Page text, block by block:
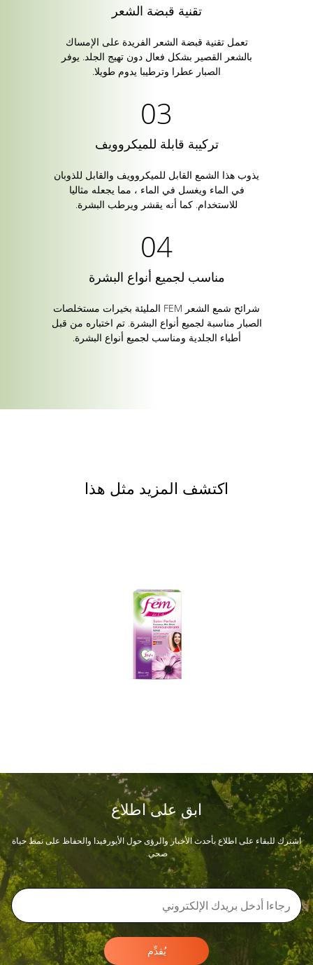
تقنية قبضة الشعر
تعمل تقنية قبضة الشعر الفريدة على الإمساك
بالشعر القصير بشكل فعال دون تهيج الجلد. يوفر
الصبار عطرا وترطيبا يدوم طويلا.
تركيبة قابلة للميكروويف
يذوب هذا الشمع القابل للميكروويف والقابل للذوبان
في الماء ويغسل في الماء ، مما يجعله مثاليا
للاستخدام. كما أنه يقشر ويرطب البشرة.
مناسب لجميع أنواع البشرة
شرائح شمع الشعر FEM المليئة بخيرات مستخلصات
الصبار مناسبة لجميع أنواع البشرة. تم اختباره من قبل
أطباء الجلدية ومناسب لجميع أنواع البشرة.
اكتشف المزيد مثل هذا
ابق على اطلاع
اشترك للبقاء على اطلاع بأحدث الأخبار والرؤى حول الأيورفيدا والحفاظ على نمط حياة
صحي.
يُقدِّم